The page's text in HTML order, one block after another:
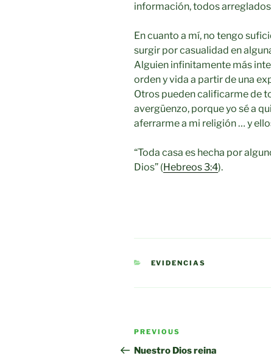
información, todos
En cuanto a mí, no tengo
surgir por casualidad en
Alguien infinitamente más
orden y vida a partir de una
Otros pueden calificarme de
avergüenzo, porque yo sé a
aferrarme a mi religión … y
“Toda casa es hecha por
Dios” (Hebreos 3:4).
CATEGORIES
EVIDENCIAS
Post
navigation
Previous
Post
PREVIOUS
Nuestro Dios reina